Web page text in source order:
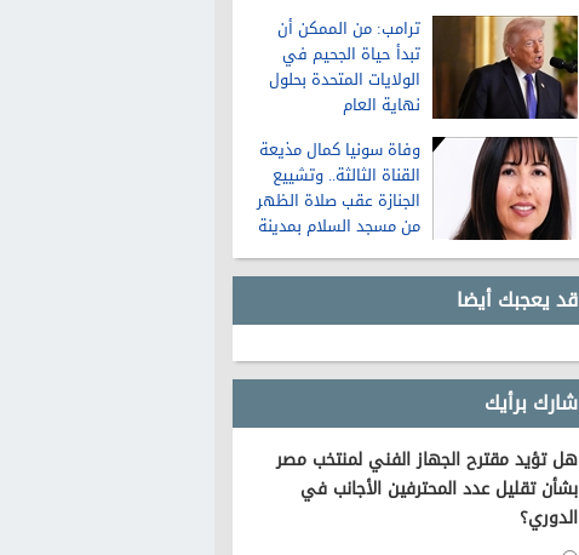
ترامب: من الممكن أن
تبدأ حياة الجحيم في
الولايات المتحدة بحلول
نهاية العام
وفاة سونيا كمال مذيعة
القناة الثالثة.. وتشييع
الجنازة عقب صلاة الظهر
من مسجد السلام بمدينة
نصر
قد يعجبك أيضا
شارك برأيك
هل تؤيد مقترح الجهاز الفني لمنتخب مصر
بشأن تقليل عدد المحترفين الأجانب في
الدوري؟